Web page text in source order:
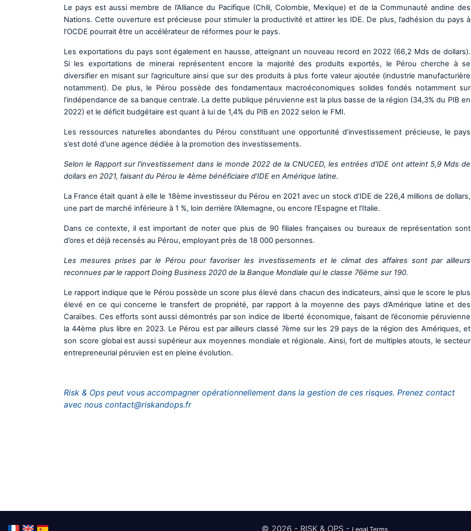
Le pays est aussi membre de l’Alliance du Pacifique (Chili, Colombie, Mexique) et de la Communauté andine des
Nations. Cette ouverture est précieuse pour stimuler la productivité et attirer les IDE. De plus, l’adhésion du pays à
l’OCDE pourrait être un accélérateur de réformes pour le pays.
Les exportations du pays sont également en hausse, atteignant un nouveau record en 2022 (66,2 Mds de dollars).
Si les exportations de minerai représentent encore la majorité des produits exportés, le Pérou cherche à se
diversifier en misant sur l’agriculture ainsi que sur des produits à plus forte valeur ajoutée (industrie manufacturière
notamment). De plus, le Pérou possède des fondamentaux macroéconomiques solides fondés notamment sur
l’indépendance de sa banque centrale. La dette publique péruvienne est la plus basse de la région (34,3% du PIB en
2022) et le déficit budgétaire est quant à lui de 1,4% du PIB en 2022 selon le FMI.
Les ressources naturelles abondantes du Pérou constituant une opportunité d’investissement précieuse, le pays
s’est doté d'une agence dédiée à la promotion des investissements.
Selon le Rapport sur l’investissement dans le monde 2022 de la CNUCED, les entrées d'IDE ont atteint 5,9 Mds de
dollars en 2021, faisant du Pérou le 4ème bénéficiaire d'IDE en Amérique latine.
La France était quant à elle le 18ème investisseur du Pérou en 2021 avec un stock d’IDE de 226,4 millions de dollars,
une part de marché inférieure à 1 %, loin derrière l’Allemagne, ou encore l’Espagne et l’Italie.
Dans ce contexte, il est important de noter que plus de 90 filiales françaises ou bureaux de représentation sont
d’ores et déjà recensés au Pérou, employant près de 18 000 personnes.
Les mesures prises par le Pérou pour favoriser les investissements et le climat des affaires sont par ailleurs
reconnues par le rapport Doing Business 2020 de la Banque Mondiale qui le classe 76ème sur 190.
Le rapport indique que le Pérou possède un score plus élevé dans chacun des indicateurs, ainsi que le score le plus
élevé en ce qui concerne le transfert de propriété, par rapport à la moyenne des pays d’Amérique latine et des
Caraïbes. Ces efforts sont aussi démontrés par son indice de liberté économique, faisant de l’économie péruvienne
la 44ème plus libre en 2023. Le Pérou est par ailleurs classé 7ème sur les 29 pays de la région des Amériques, et
son score global est aussi supérieur aux moyennes mondiale et régionale. Ainsi, fort de multiples atouts, le secteur
entrepreneurial péruvien est en pleine évolution.
Risk & Ops peut vous accompagner opérationnellement dans la gestion de ces risques. Prenez contact
avec nous contact@riskandops.fr
© 2026 - RISK & OPS - Legal Terms